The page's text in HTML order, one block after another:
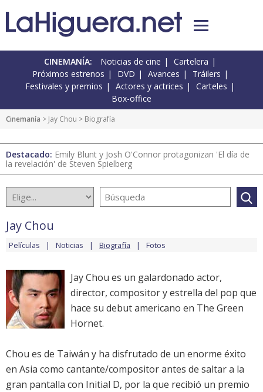
CINEMANÍA: Noticias de cine
Cartelera
Próximos estrenos
DVD Avances
Tráilers
Festivales y premios
Actores y actrices
Carteles
Box-office
Cinemanía > Jay Chou > Biografía
Destacado: Emily Blunt y Josh O'Connor protagonizan 'El día de
la revelación' de Steven Spielberg
Jay Chou
Películas Noticias Biografía Fotos
Jay Chou es un galardonado actor,
director, compositor y estrella del pop que
hace su debut americano en The Green
Hornet.
Chou es de Taiwán y ha disfrutado de un enorme éxito
en Asia como cantante/compositor antes de saltar a la
gran pantalla con Initial D, por la que recibió un premio